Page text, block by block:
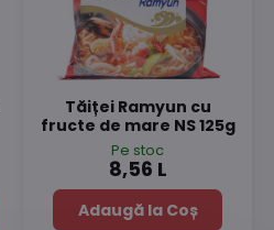
Tăiței Ramyun cu
fructe de mare NS 125g
Pe stoc
8,56 L
Adaugă la Coș